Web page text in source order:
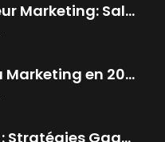
Métier Directeur Marketing: Salaire, Mission, et
Les Métiers du Marketing en 2025
Co-branding : Stratégies Gagnantes pour Booster